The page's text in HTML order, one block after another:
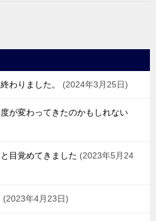
わりました。 2024年3月25日
が変わってきたのかもしれない
目覚めてきました
2023年5月24
2023年4月23日